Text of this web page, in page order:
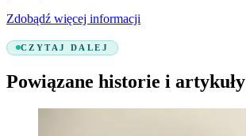
Zdobądź więcej informacji
CZYTAJ DALEJ
Powiązane historie i artykuły